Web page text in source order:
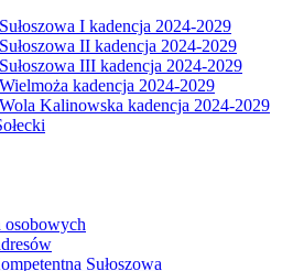
I kadencja 2024-2029
II kadencja 2024-2029
III kadencja 2024-2029
kadencja 2024-2029
Kalinowska kadencja 2024-2029
osobowych
Sułoszowa